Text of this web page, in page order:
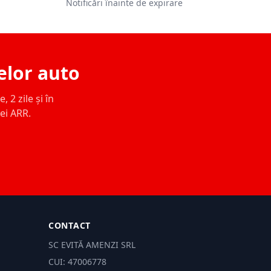
Notificări înainte de expirare
auto
2 zile și în
ARR.
CONTACT
SC EVITĂ AMENZI SRL
CUI: 47006778